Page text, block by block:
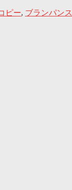
ピー, ブランパンス